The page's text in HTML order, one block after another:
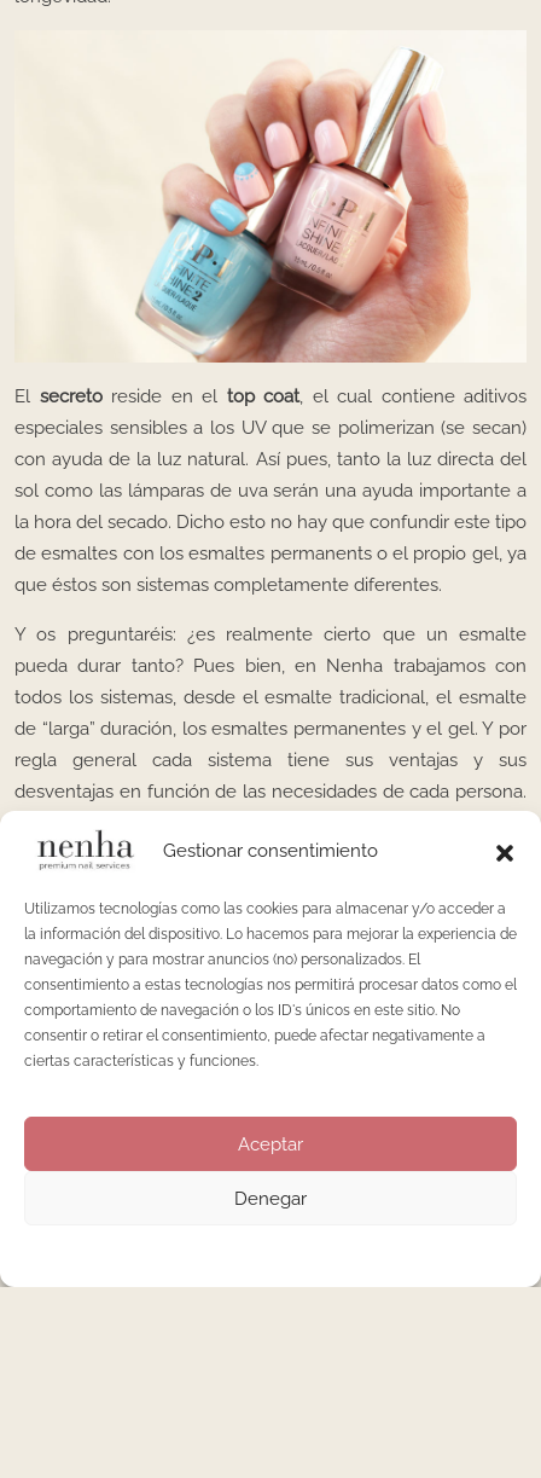
Gestionar consentimiento
Utilizamos tecnologías como las cookies para almacenar y/o acceder a
la información del dispositivo. Lo hacemos para mejorar la experiencia de
navegación y para mostrar anuncios (no) personalizados. El
consentimiento a estas tecnologías nos permitirá procesar datos como el
comportamiento de navegación o los ID's únicos en este sitio. No
consentir o retirar el consentimiento, puede afectar negativamente a
ciertas características y funciones.
Aceptar
Denegar
El secretoreside en el top coat, el cual contiene aditivos
especiales sensibles a los UV que se polimerizan (se secan)
con ayuda de la luz natural. Así pues, tanto la luz directa del
sol como las lámparas de uva serán una ayuda importante a
la hora del secado. Dicho esto no hay que confundir este tipo
de esmaltes con los esmaltes permanents o el propio gel, ya
que éstos son sistemas completamente diferentes.
Y os preguntaréis: ¿es realmente cierto que un esmalte
pueda durar tanto? Pues bien, en Nenha trabajamos con
todos los sistemas, desde el esmalte tradicional, el esmalte
de “larga” duración, los esmaltes permanentes y el gel. Y por
regla general cada sistema tiene sus ventajas y sus
desventajas en función de las necesidades de cada persona.
tiempo de duración sobre la uña. Un esmalte tradicional
días. Uno de larga duración entre unos 8-10 días, el
permanente hasta dos semanas y el gel…pues hasta que
decidamos hacer el mantenimiento. Esto son solo tiempos
aproximados ya que cada uña presenta sus propias
necesidades y limitaciones. Si a esto añadimos nuestros
hábitos de vida, encontraremos la fórmula perfecta para
nos convendrá elegir en función de nuestras expectativas y
necesidades.